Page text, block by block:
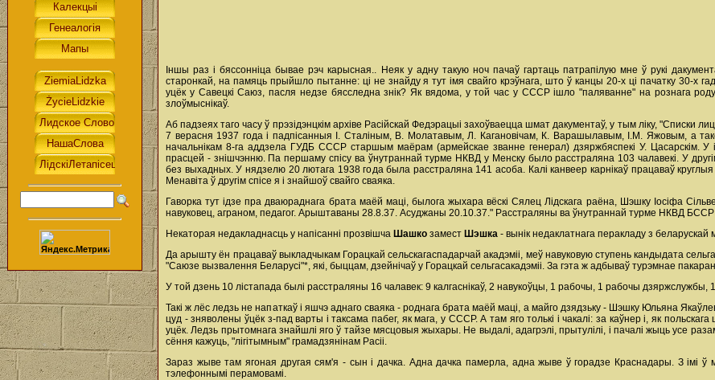
Іншы раз і бяссонніца бывае рэч карысная.. Неяк у адну такую ноч пачаў гартаць патрапілую мне ў рукі
старонкай, на памяць прыйшло пытанне: ці не знайду я тут імя свайго крэўнага, што ў канцы 20-х ці пачатку 30-х
уцёк у Савецкі Саюз, пасля недзе бясследна знік? Як вядома, у той час у СССР ішло "паляванне" на рознага
злоўмыснікаў.
Аб падзеях таго часу ў прэзідэнцкім архіве Расійскай Федэрацыі захоўваецца шмат дакументаў, у тым ліку,
7 верасня 1937 года і падпісанныя І. Сталіным, В. Молатавым, Л. Кагановічам, К. Варашылавым, І.М. Яжовым, а
начальнікам 8-га аддзела ГУДБ СССР старшым маёрам (армейскае званне генерал) дзяржбяспекі У. Цасарскім. У
прасцей - знішчэнню. Па першаму спісу ва ўнутраннай турме НКВД у Менску было расстраляна 103 чалавекі. У
без выхадных. У нядзелю 20 лютага 1938 года была расстраляна 141 асоба. Калі канвеер карнікаў працаваў
Менавіта ў другім спісе я і знайшоў свайго сваяка.
Гаворка тут ідзе пра дваюраднага брата маёй маці, былога жыхара вёскі Сялец Лідскага раёна, Шэшку Іосіфа
навуковец, аграном, педагог. Арыштаваны 28.8.37. Асуджаны 20.10.37." Расстраляны ва ўнутраннай турме НКВД БССР
Некаторая недакладнасць у напісанні прозвішча Шашко замест Шэшка - вынік недаклатнага перакладу з беларускай
Да арышту ён працаваў выкладчыкам Горацкай сельскагаспадарчай акадэміі, меў навуковую ступень кандыдата
"Саюзе вызвалення Беларусі"*, які, быццам, дзейнічаў у Горацкай сельгасакадэміі. За гэта ж адбываў турэмнае
У той дзень 10 лістапада былі расстраляны 16 чалавек: 9 калгаснікаў, 2 навукоўцы, 1 рабочы, 1 рабочы дзяржслужбы, 1
Такі ж лёс ледзь не напаткаў і яшчэ аднаго сваяка - роднага брата маёй маці, а майго дзядзьку - Шэшку Юльяна
цуд - зняволены ўцёк з-пад варты і таксама пабег, як мага, у СССР. А там яго толькі і чакалі: за каўнер і, як
уцёк. Ледзь прытомнага знайшлі яго ў тайзе мясцовыя жыхары. Не выдалі, адагрэлі, прытулілі, і пачалі жыць усе
сёння кажуць, "лігітымным" грамадзянінам Расіі.
Зараз жыве там ягоная другая сям'я - сын і дачка. Адна дачка памерла, адна жыве ў горадзе Краснадары. З імі ў
тэлефоннымі перамовамі.